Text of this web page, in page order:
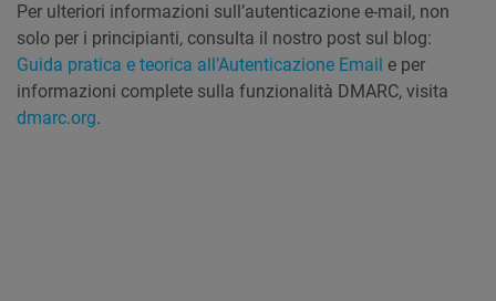
Per ulteriori informazioni sull’autenticazione e-mail, non
solo per i principianti, consulta il nostro post sul blog:
Guida pratica e teorica all’Autenticazione Email e per
informazioni complete sulla funzionalità DMARC, visita
dmarc.org.